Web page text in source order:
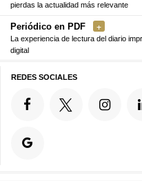
pierdas la actualidad más relevante
Periódico en PDF
La experiencia de lectura del diario
digital
REDES SOCIALES